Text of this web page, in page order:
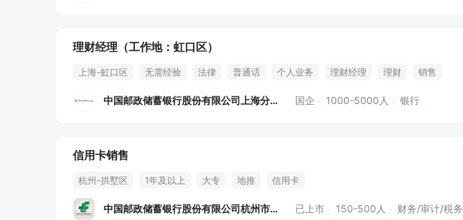
理财经理（工作地：虹口区）
上海-虹口区 无需经验 法律 普通话 个人业务 理财经理 理财 销售
中国邮政储蓄银行股份有限公司上海分行 国企 1000-5000人 银行
信用卡销售
杭州-拱墅区 1年及以上 大专 地推 信用卡
中国邮政储蓄银行股份有限公司杭州市分行 已上市 150-500人 财务/审计/税务